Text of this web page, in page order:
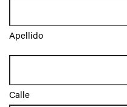
Apellido
Calle